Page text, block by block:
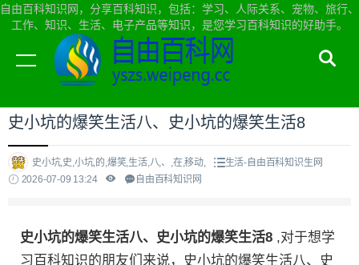
自由百科知识网，分享百科知识，包括：学习、人际关系、宠物、旅行、
工作、知识、生活、电子产品等知识，是您学习百科知识的好助手。
当前位置：自由百科知识网首页>生活
史小坑的爆笑生活八、史小坑的爆笑生活8
史小坑,史,小坑,的,爆笑,生活,八,、,在,移动,
生活-自由百科知识生网
2026-07-09 13:24
自由百科知识网
史小坑的爆笑生活八、史小坑的爆笑生活8 ,对于想学
习百科知识的朋友们来说，史小坑的爆笑生活八、史